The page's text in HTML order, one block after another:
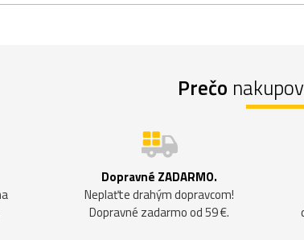
Prečo
Dopravné ZADARMO.
Neplaťte drahým dopravcom!
Dopravné zadarmo od 59 €.